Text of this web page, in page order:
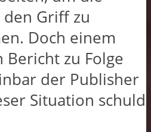
Griff zu
Doch einem
Bericht zu Folge
der Publisher
Situation schuld